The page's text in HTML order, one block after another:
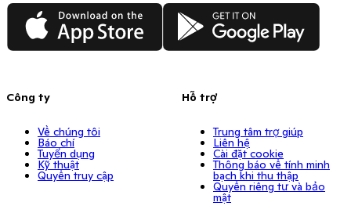
App Store Google Play
Công ty
Về chúng tôi
Báo chí
Tuyển dụng
Kỹ thuật
Quyền truy cập
Hỗ trợ
Trung tâm trợ giúp
Liên hệ
Cài đặt cookie
Thông báo về tính minh
bạch khi thu thập
Quyền riêng tư và bảo
mật